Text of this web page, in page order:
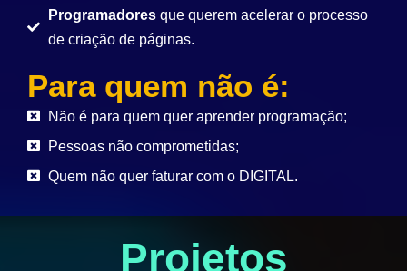
Programadores que querem acelerar o processo
de criação de páginas.
Para quem não é:
Não é para quem quer aprender programação;
Pessoas não comprometidas;
Quem não quer faturar com o DIGITAL.
Projetos